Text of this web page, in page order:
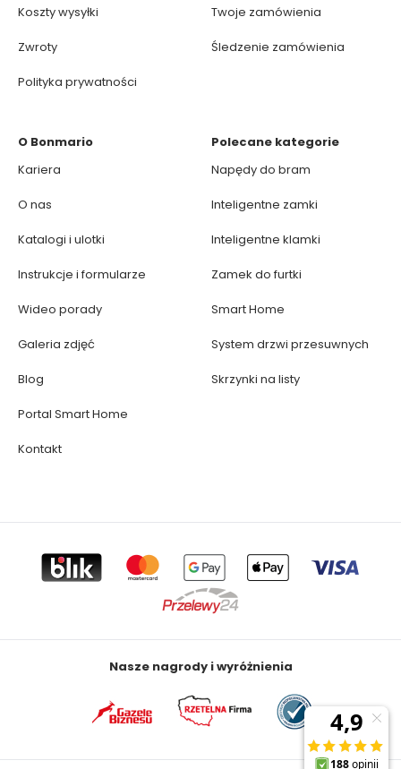
Koszty wysyłki
Zwroty
Polityka prywatności
Twoje zamówienia
Śledzenie zamówienia
O Bonmario
Kariera
O nas
Katalogi i ulotki
Instrukcje i formularze
Wideo porady
Galeria zdjęć
Blog
Portal Smart Home
Kontakt
Polecane kategorie
Napędy do bram
Inteligentne zamki
Inteligentne klamki
Zamek do furtki
Smart Home
System drzwi przesuwnych
Skrzynki na listy
Nasze nagrody i wyróżnienia